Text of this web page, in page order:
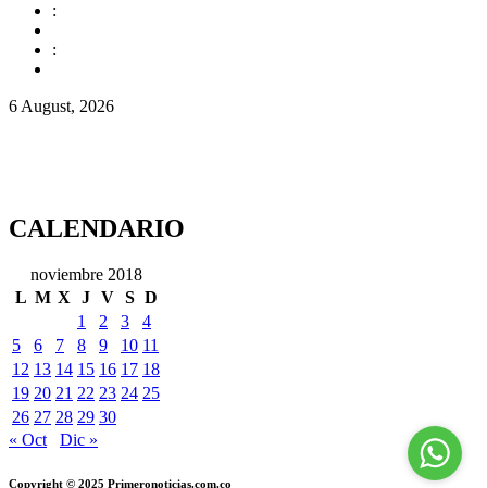
:
:
6 August, 2026
CALENDARIO
noviembre 2018
L M X J V S D
1
2 3
4
5
6 7 8 9 10 11
12 13 14 15 16 17 18
19 20 21 22 23 24 25
26 27 28 29 30
« Oct
Dic »
Copyright © 2025 Primeronoticias.com.co